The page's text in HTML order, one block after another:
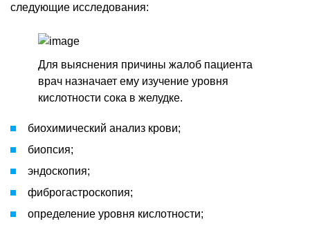
следующие исследования:
Для выяснения причины жалоб пациента
врач назначает ему изучение уровня
кислотности сока в желудке.
биохимический анализ крови;
биопсия;
эндоскопия;
фиброгастроскопия;
определение уровня кислотности;